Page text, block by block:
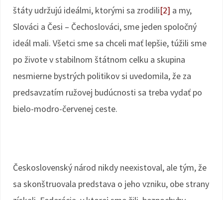
štáty udržujú ideálmi, ktorými sa zrodili[2] a my,
Slováci a Česi – Čechoslováci, sme jeden spoločný
ideál mali. Všetci sme sa chceli mať lepšie, túžili sme
po živote v stabilnom štátnom celku a skupina
nesmierne bystrých politikov si uvedomila, že za
predsavzatím ružovej budúcnosti sa treba vydať po
bielo-modro-červenej ceste.
Československý národ nikdy neexistoval, ale tým, že
sa skonštruovala predstava o jeho vzniku, obe strany